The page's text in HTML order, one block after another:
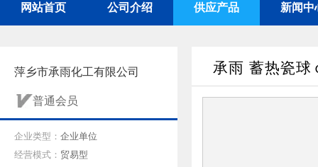
网站首页 公司介绍 供应产品 新闻中
萍乡市承雨化工有限公司
普通会员
企业类型： 企业单位
经营模式： 贸易型
承雨 蓄热瓷球